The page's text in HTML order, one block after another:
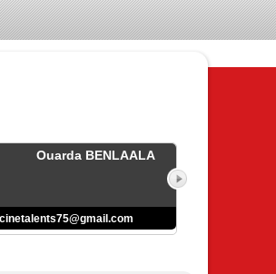
Ouarda BENLAALA
cinetalents75@gmail.com